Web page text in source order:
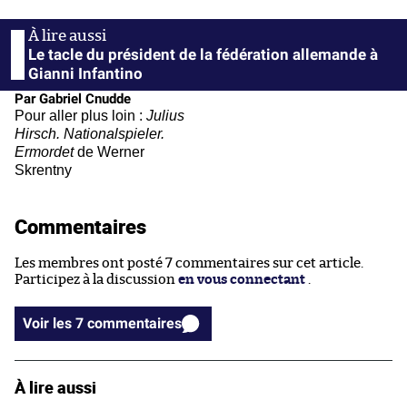
Le tacle du président de la fédération allemande à
Gianni Infantino
Par Gabriel Cnudde
Pour aller plus loin : Julius
Hirsch. Nationalspieler.
Ermordetde Werner
Skrentny
Commentaires
Les membres ont posté 7 commentaires sur cet article.
Participez à la discussion en vous connectant .
Voir les 7 commentaires
À lire aussi